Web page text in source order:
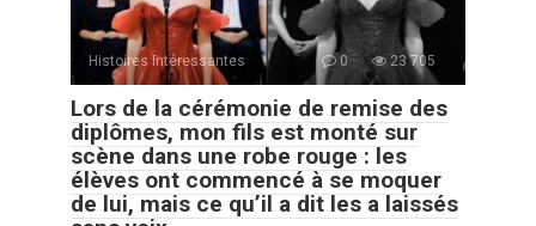
Histoires Intéressantes 0 23 705
Lors de la cérémonie de remise des
diplômes, mon fils est monté sur
scène dans une robe rouge : les
élèves ont commencé à se moquer
de lui, mais ce qu’il a dit les a laissés